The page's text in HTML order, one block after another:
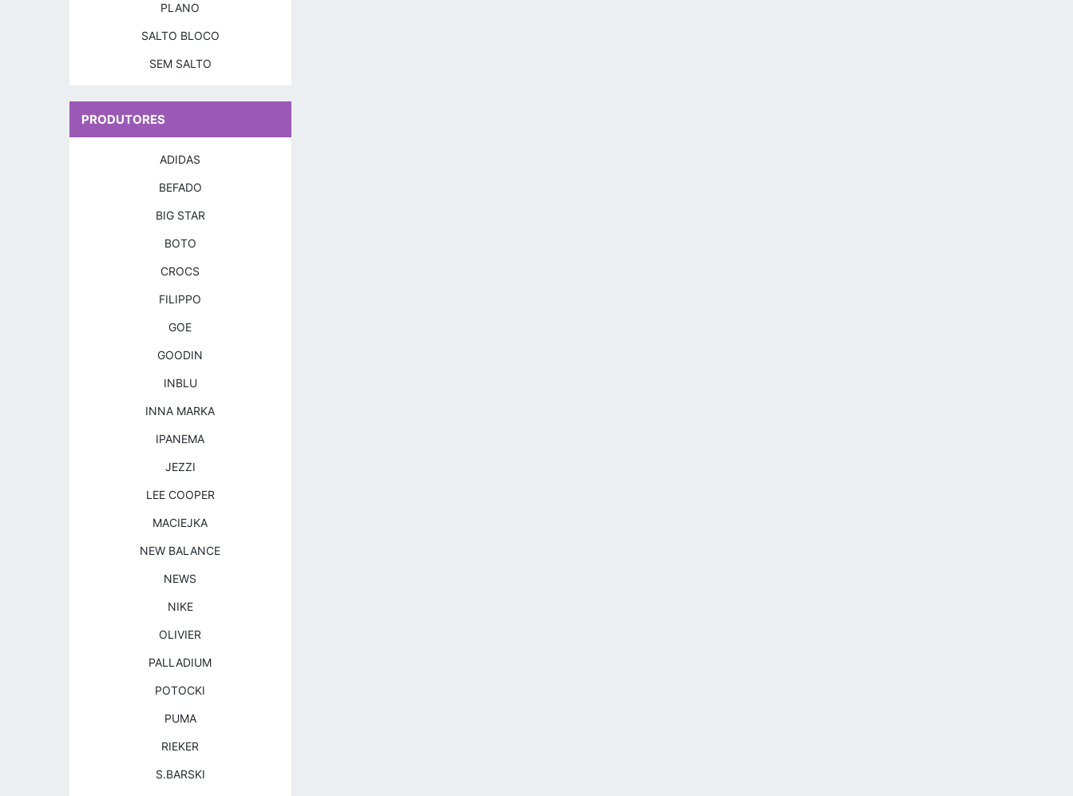
PLANO
SALTO BLOCO
SEM SALTO
PRODUTORES
ADIDAS
BEFADO
BIG STAR
BOTO
CROCS
FILIPPO
GOE
GOODIN
INBLU
INNA MARKA
IPANEMA
JEZZI
LEE COOPER
MACIEJKA
NEW BALANCE
NEWS
NIKE
OLIVIER
PALLADIUM
POTOCKI
PUMA
RIEKER
S.BARSKI